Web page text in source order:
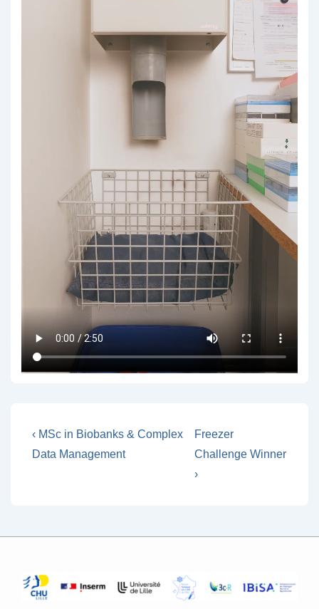
Navigation
de
Previous
Post
‹ MSc in Biobanks & Complex
Data Management
Next
Post
is
Freezer
Challenge Winner
›